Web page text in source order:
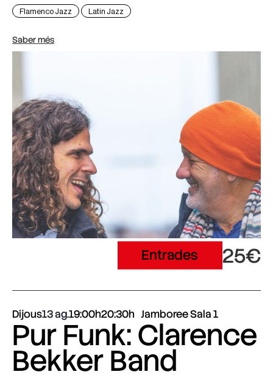
Flamenco Jazz Latin Jazz
Saber més
Entrades 25€
Dijous13 ag.19:00h20:30h Jamboree Sala 1
Pur Funk: Clarence
Bekker Band